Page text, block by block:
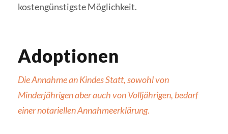
kostengünstigste Möglichkeit.
Adoptionen
Die Annahme an Kindes Statt, sowohl von
Minderjährigen aber auch von Volljährigen, bedarf
einer notariellen Annahmeerklärung.